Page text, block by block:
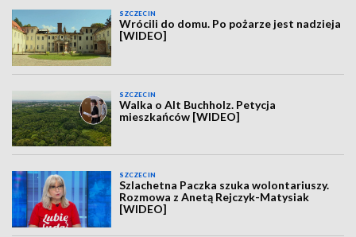
SZCZECIN
Wrócili do domu. Po pożarze jest nadzieja
[WIDEO]
SZCZECIN
Walka o Alt Buchholz. Petycja
mieszkańców [WIDEO]
SZCZECIN
Szlachetna Paczka szuka wolontariuszy.
Rozmowa z Anetą Rejczyk-Matysiak
[WIDEO]